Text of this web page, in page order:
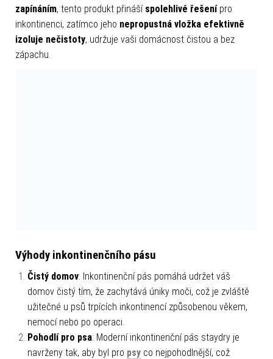
zapínáním, tento produkt přináší spolehlivé řešenípro
inkontinenci, zatímco jeho nepropustná vložka efektivně
izoluje nečistoty, udržuje vaši domácnost čistou a bez
zápachu.
Výhody inkontinenčního pásu
Čistý domov: Inkontinenční pás pomáhá udržet váš
domov čistý tím, že zachytává úniky moči, což je zvláště
užitečné u psů trpících inkontinencí způsobenou věkem,
nemocí nebo po operaci.
Pohodlí pro psa: Moderní inkontinenční pás staydry je
navrženy tak, aby byl pro psy co nejpohodlnější, což